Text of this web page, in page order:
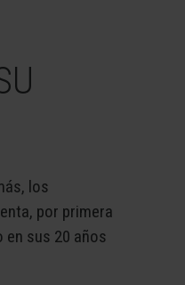
los
por primera
en sus 20 años